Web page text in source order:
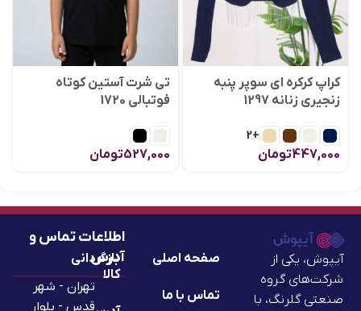
کراپ کرکره ای سوپر پنبه
زنجیری زنانه 1297
+2
447,000تومان
تی شرت آستین کوتاه
فوتبالی 1720
527,000تومان
آیپوش، یکی از
شرکت‌های گروه
صنعتی گلرنگ، با
صفحه اصلی
تماس با ما
بازگردانی
کالا
تهران - شهر
قدس - بلوار
اطلاعات تماس و
آدرس